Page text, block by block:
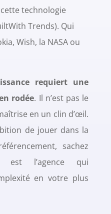
technologie
Trends). Qui
Wish, la NASA ou
requiert une
rodée. Il n’est pas le
en un clin d’œil.
de jouer dans la
sachez
est l’agence qui
en votre plus